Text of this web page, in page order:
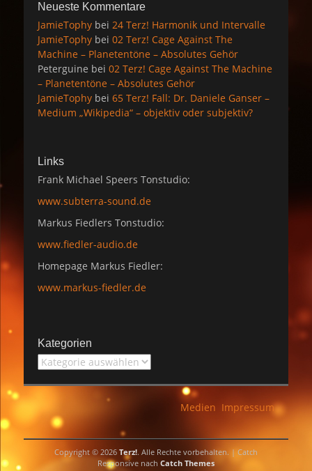
Neueste Kommentare
JamieTophy bei 24 Terz! Harmonik und Intervalle
JamieTophy bei 02 Terz! Cage Against The
Machine – Planetentöne – Absolutes Gehör
Peterguine bei 02 Terz! Cage Against The Machine
– Planetentöne – Absolutes Gehör
JamieTophy bei 65 Terz! Fall: Dr. Daniele Ganser –
Medium „Wikipedia“ – objektiv oder subjektiv?
Links
Frank Michael Speers Tonstudio:
www.subterra-sound.de
Markus Fiedlers Tonstudio:
www.fiedler-audio.de
Homepage Markus Fiedler:
www.markus-fiedler.de
Kategorien
Kategorien
Medien Impressum
Copyright © 2026 Terz!. Alle Rechte vorbehalten. | Catch
Responsive nach Catch Themes